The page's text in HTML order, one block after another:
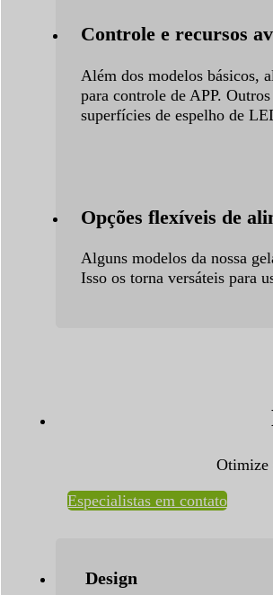
Controle e recursos
Além dos modelos básicos,
para controle de APP.
superfícies de espelho de
Opções flexíveis de
Alguns modelos da nossa
Isso os torna versáteis para
Otimize
Especialistas em contato
Design